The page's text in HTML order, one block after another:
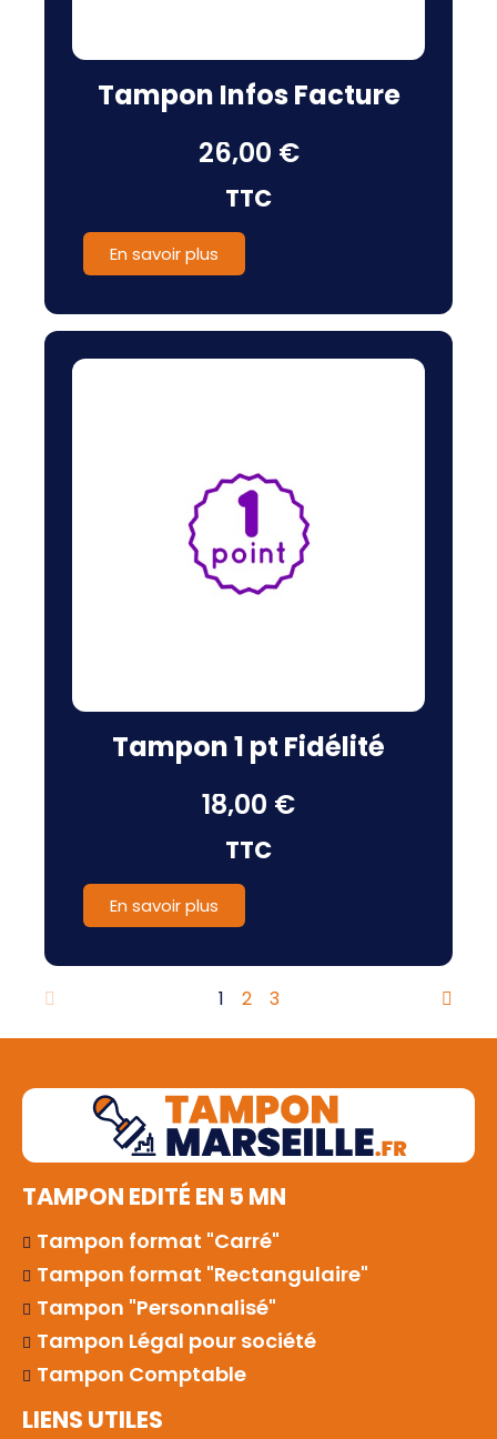
Tampon Infos Facture
26,00 €
TTC
En savoir plus
Tampon 1 pt Fidélité
18,00 €
TTC
En savoir plus
1 2 3
TAMPON EDITÉ EN 5 MN
Tampon format "Carré"
Tampon format "Rectangulaire"
Tampon "Personnalisé"
Tampon Légal pour société
Tampon Comptable
LIENS UTILES